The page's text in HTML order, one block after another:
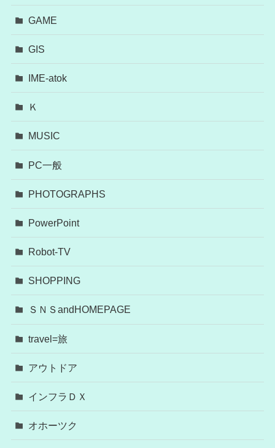
GAME
GIS
IME-atok
Ｋ
MUSIC
PC一般
PHOTOGRAPHS
PowerPoint
Robot-TV
SHOPPING
ＳＮＳandHOMEPAGE
travel=旅
アウトドア
インフラＤＸ
オホーツク